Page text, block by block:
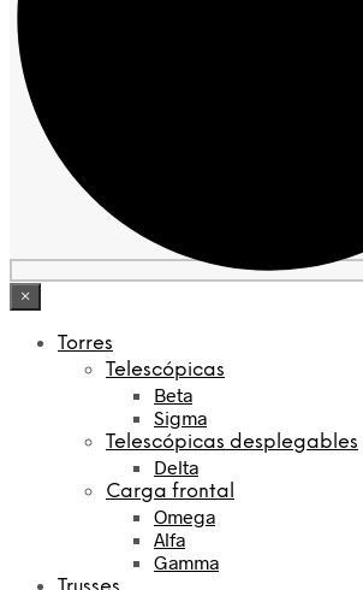
×
Torres
Telescópicas
Beta
Sigma
Telescópicas desplegables
Delta
Carga frontal
Omega
Alfa
Gamma